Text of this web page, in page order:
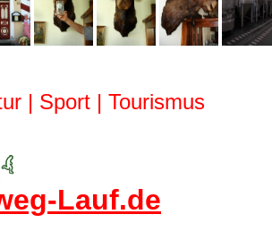
| Sport | Tourismus
Lauf.de